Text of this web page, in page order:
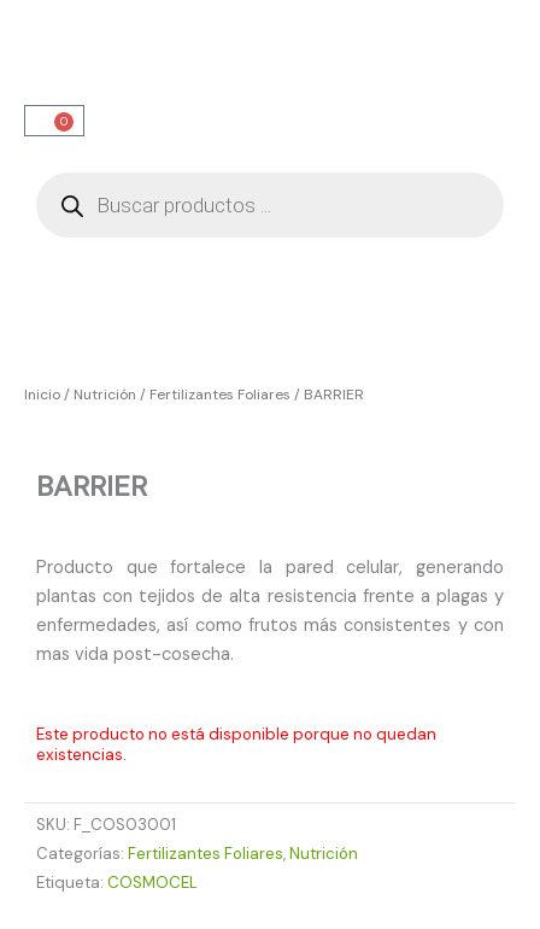
0
Carrito
productos
Inicio/ Nutrición / Fertilizantes Foliares / BARRIER
BARRIER
Producto que fortalece la pared celular, generando
plantas con tejidos de alta resistencia frente a plagas y
enfermedades, así como frutos más consistentes y con
mas vida post-cosecha.
Este producto no está disponible porque no quedan
existencias.
SKU: F_COS03001
Categorías: Fertilizantes Foliares,Nutrición
Etiqueta: COSMOCEL